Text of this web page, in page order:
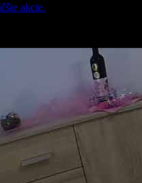
akcie.